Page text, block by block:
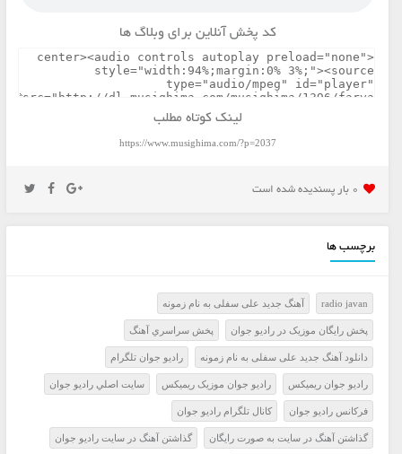
کد پخش آنلاین برای وبلاگ ها
لینک کوتاه مطلب
https://www.musighima.com/?p=2037
0 بار پسنديده شده است
برچسب ها
radio javan آهنگ جدید علی سفلی به نام زمونه
پخش رايگان موزيک در راديو جوان پخش سراسري آهنگ
دانلود آهنگ جدید علی سفلی به نام زمونه راديو جوان تلگرام
راديو جوان ريميکس راديو جوان موزيک ريميکس سايت اصلي راديو جوان
فرکانس راديو جوان کانال تلگرام راديو جوان
گذاشتن آهنگ در سايت به صورت رايگان گذاشتن آهنگ در سايت راديو جوان